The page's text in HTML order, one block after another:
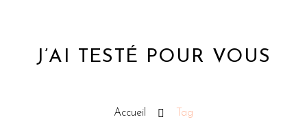
J’AI TESTÉ POUR VOUS
Accueil Tag